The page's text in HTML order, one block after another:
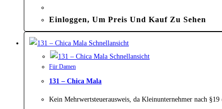
Einloggen, Um Preis Und Kauf Zu Sehen
Schnellansicht
Schnellansicht
Für Damen
131 – Chica Mala
Kein Mehrwertsteuerausweis, da Kleinunternehmer nach